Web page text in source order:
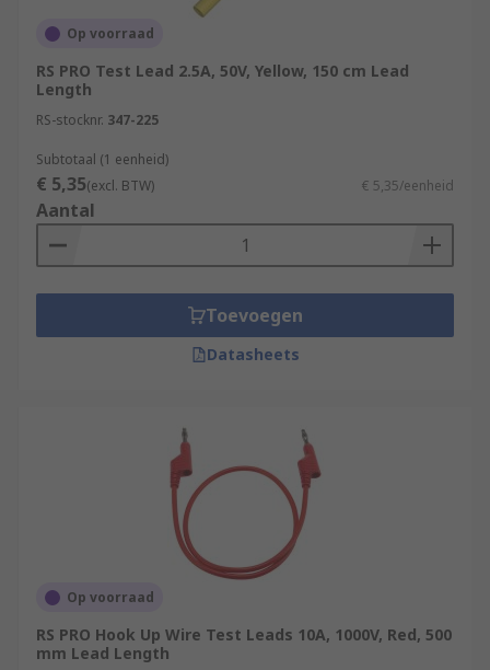
Op voorraad
RS PRO Test Lead 2.5A, 50V, Yellow, 150 cm Lead
Length
RS-stocknr. 347-225
Subtotaal (1 eenheid)
€ 5,35(excl. BTW) € 5,35/eenheid
Aantal
Toevoegen
Datasheets
Op voorraad
RS PRO Hook Up Wire Test Leads 10A, 1000V, Red, 500
mm Lead Length